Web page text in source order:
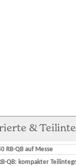
&
QB: kompakter